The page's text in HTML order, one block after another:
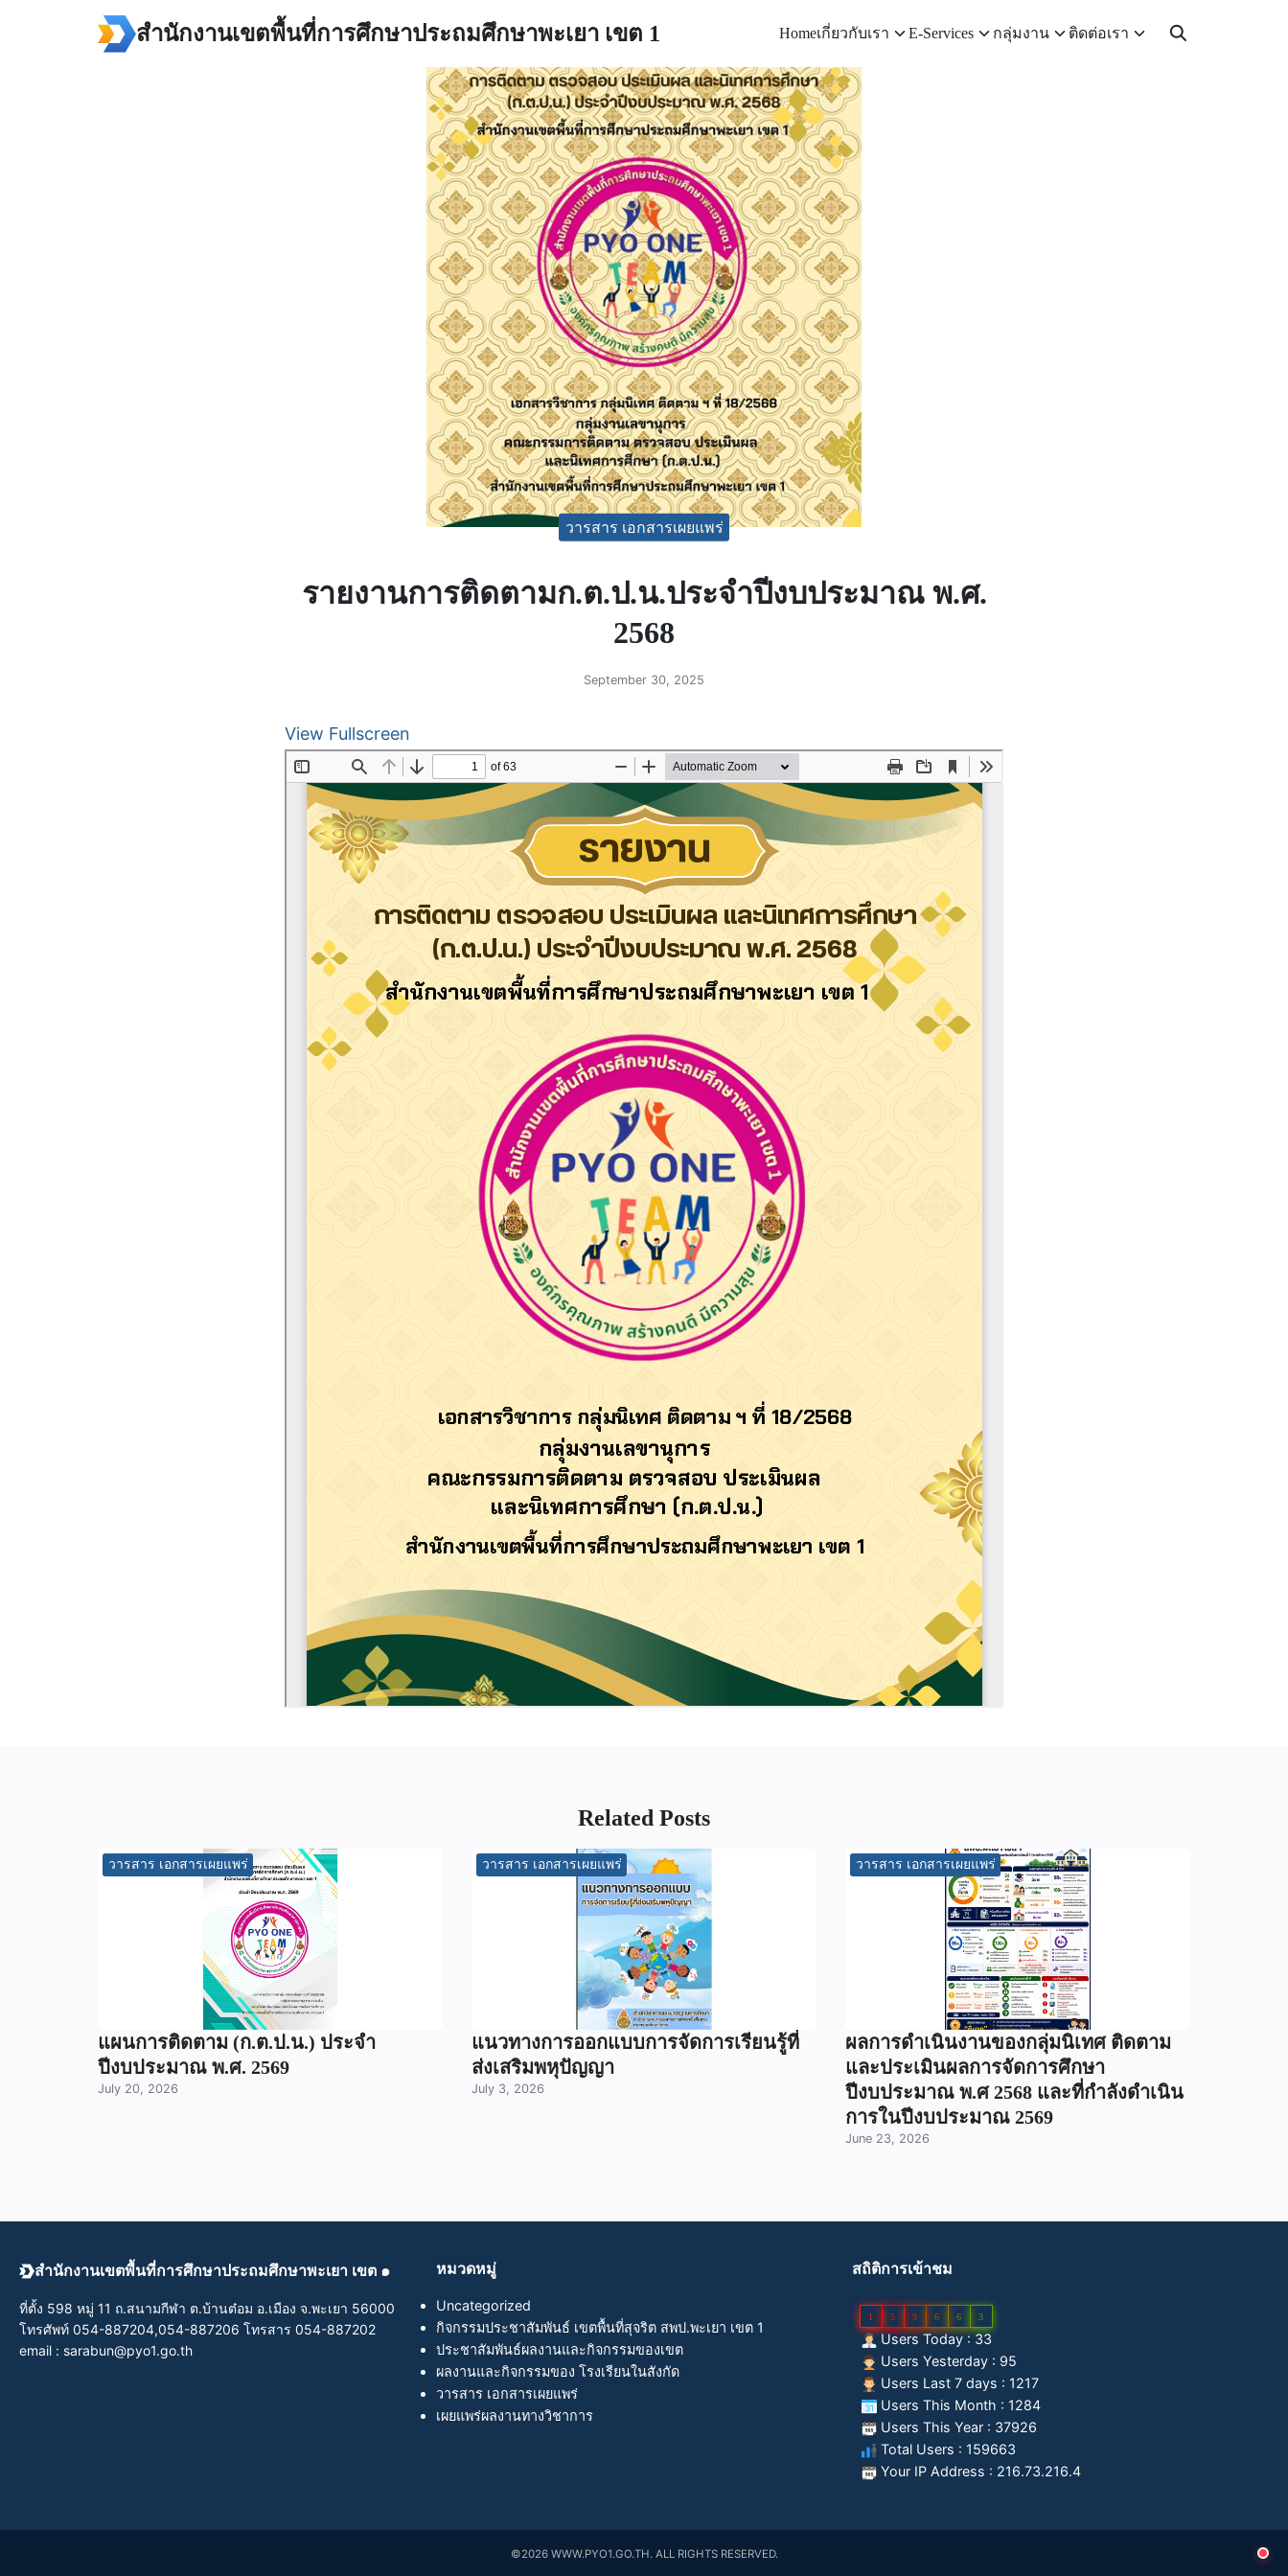
สำนักงานเขตพื้นที่การศึกษาประถมศึกษาพะเยา เขต 1 Homeเกี่ยวกับเรา E-Services กลุ่มงาน ติดต่อเรา
Search
for:
วารสาร เอกสารเผยแพร่
รายงานการติดตามก.ต.ป.น.ประจำปีงบประมาณ พ.ศ.
2568
September 30, 2025
View Fullscreen
Related Posts
วารสาร เอกสารเผยแพร่
แผนการติดตาม (ก.ต.ป.น.) ประจำ
ปีงบประมาณ พ.ศ. 2569
July 20, 2026
วารสาร เอกสารเผยแพร่
แนวทางการออกแบบการจัดการเรียนรู้ที่
ส่งเสริมพหุปัญญา
July 3, 2026
วารสาร เอกสารเผยแพร่
ผลการดำเนินงานของกลุ่มนิเทศ ติดตาม
และประเมินผลการจัดการศึกษา
ปีงบประมาณ พ.ศ 2568 และที่กำลังดำเนิน
การในปีงบประมาณ 2569
June 23, 2026
สำนักงานเขตพื้นที่การศึกษาประถมศึกษาพะเยา เขต ๑
ที่ตั้ง 598 หมู่ 11 ถ.สนามกีฬา ต.บ้านต๋อม อ.เมือง จ.พะเยา 56000
โทรศัพท์ 054-887204,054-887206 โทรสาร 054-887202
email : sarabun@pyo1.go.th
หมวดหมู่
Uncategorized
กิจกรรมประชาสัมพันธ์ เขตพื้นที่สุจริต สพป.พะเยา เขต 1
ประชาสัมพันธ์ผลงานและกิจกรรมของเขต
ผลงานและกิจกรรมของ โรงเรียนในสังกัด
วารสาร เอกสารเผยแพร่
เผยแพร่ผลงานทางวิชาการ
สถิติการเข้าชม
1 5 9 6 6 3
Users Today : 33
Users Yesterday : 95
Users Last 7 days : 1217
Users This Month : 1284
Users This Year : 37926
Total Users : 159663
Your IP Address : 216.73.216.4
©2026 WWW.PYO1.GO.TH. ALL RIGHTS RESERVED.